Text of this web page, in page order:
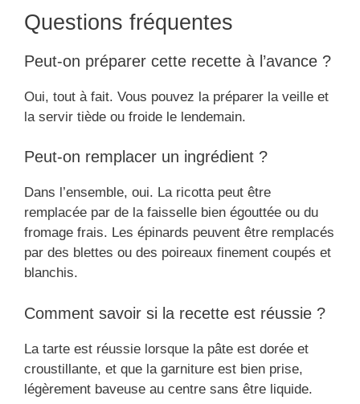
Questions fréquentes
Peut-on préparer cette recette à l’avance ?
Oui, tout à fait. Vous pouvez la préparer la veille et
la servir tiède ou froide le lendemain.
Peut-on remplacer un ingrédient ?
Dans l’ensemble, oui. La ricotta peut être
remplacée par de la faisselle bien égouttée ou du
fromage frais. Les épinards peuvent être remplacés
par des blettes ou des poireaux finement coupés et
blanchis.
Comment savoir si la recette est réussie ?
La tarte est réussie lorsque la pâte est dorée et
croustillante, et que la garniture est bien prise,
légèrement baveuse au centre sans être liquide.